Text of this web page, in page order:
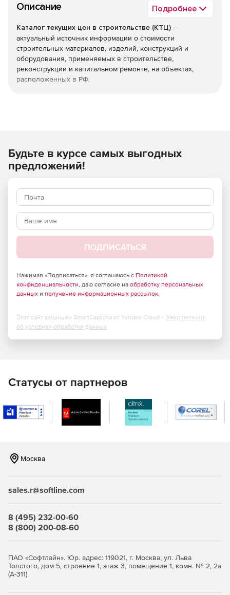
Описание Подробнее
Каталог текущих цен в строительстве (КТЦ) –
актуальный источник информации о стоимости
строительных материалов, изделий, конструкций и
оборудования, применяемых в строительстве,
реконструкции и капитальном ремонте, на объектах,
расположенных в РФ.
объектов, расположенных в Российской Федерации.
Будьте в курсе самых выгодных
предложений!
ПОДПИСАТЬСЯ
Нажимая «Подписаться», я соглашаюсь с Политикой
конфиденциальности, даю согласие на обработку персональных
данных и получение информационных рассылок.
Этот сайт защищен SmartCaptcha от Yandex Cloud - Уведомление
об условиях обработки данных
Статусы от партнеров
Москва
sales.r@softline.com
8 (495) 232-00-60
8 (800) 200-08-60
ПАО «Софтлайн». Юр. адрес: 119021, г. Москва, ул. Льва
Толстого, дом 5, строение 1, этаж 3, помещение 1, комн. № 2, 2а
(А-311)